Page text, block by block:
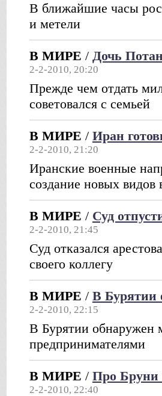
В ближайшие часы
и метели
В МИРЕ / Дочь
2-2-2010, 20:20
Прежде чем отдать
советовался с семьей
В МИРЕ / Иран
2-2-2010, 21:20
Иранские военные
создание новых видов
В МИРЕ / Суд
2-2-2010, 21:45
Суд отказался
своего коллегу
В МИРЕ / В Бурятии
2-2-2010, 22:15
В Бурятии обнаружен
предпринимателями
В МИРЕ / Про Бруни
2-2-2010, 22:40